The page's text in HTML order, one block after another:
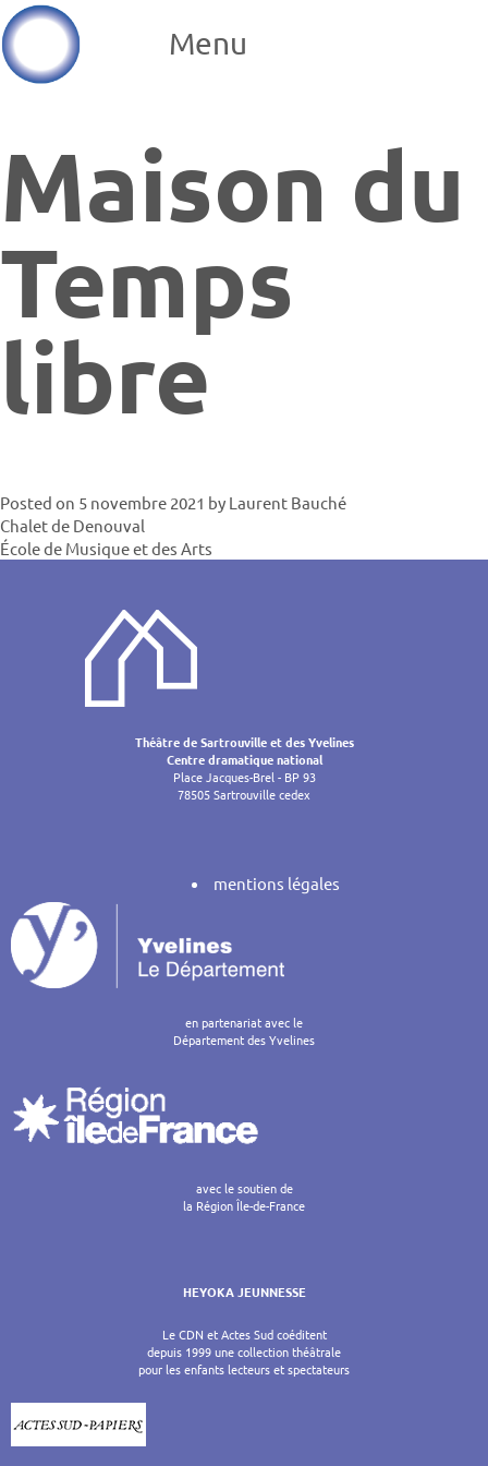
Menu
Maison du
Temps
libre
Posted on 5 novembre 2021 by Laurent Bauché
de
l’article
Chalet de Denouval
École de Musique et des Arts
Théâtre de Sartrouville et des Yvelines
Centre dramatique national
Place Jacques-Brel - BP 93
78505 Sartrouville cedex
mentions légales
en partenariat avec le
Département des Yvelines
avec le soutien de
la Région Île-de-France
HEYOKA JEUNNESSE
Le CDN et Actes Sud coéditent
depuis 1999 une collection théâtrale
pour les enfants lecteurs et spectateurs